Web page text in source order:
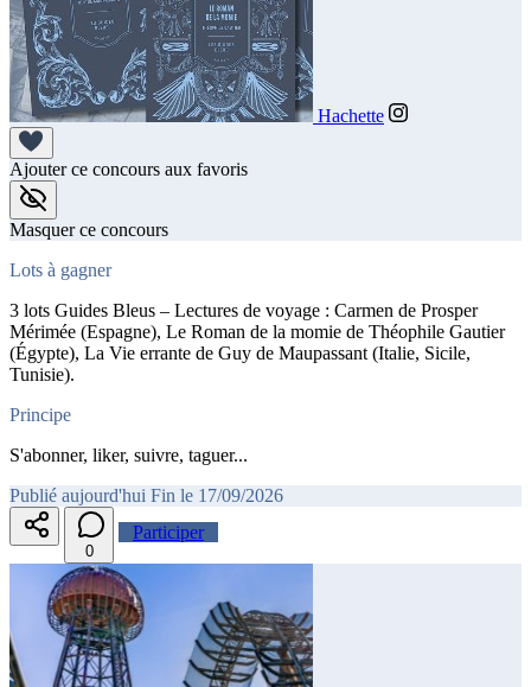
Hachette
Ajouter ce concours aux favoris
Masquer ce concours
Lots à gagner
3 lots Guides Bleus – Lectures de voyage : Carmen de Prosper
Mérimée (Espagne), Le Roman de la momie de Théophile Gautier
(Égypte), La Vie errante de Guy de Maupassant (Italie, Sicile,
Tunisie).
Principe
S'abonner, liker, suivre, taguer...
Publié aujourd'hui Fin le 17/09/2026
0
Participer